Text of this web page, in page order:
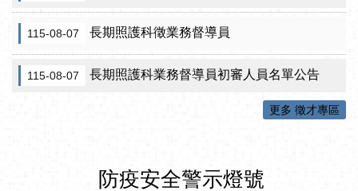
115-08-07 長期照護科徵業務督導員
115-08-07 長期照護科業務督導員初審人員名單公告
更多 徵才專區
防疫安全警示燈號